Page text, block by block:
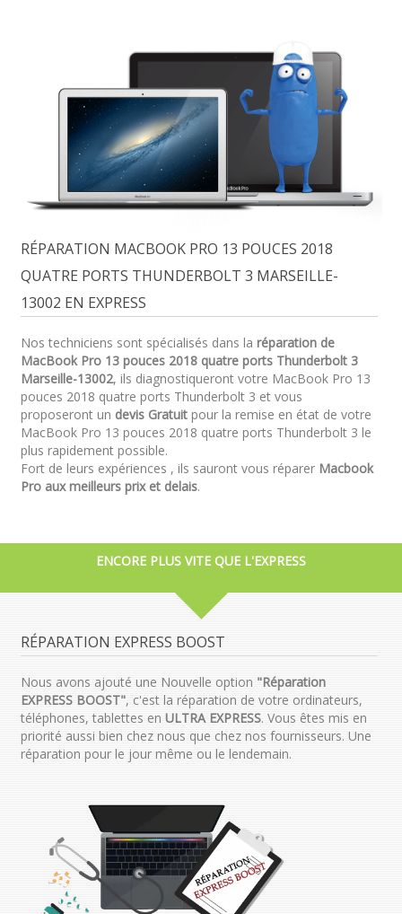
RÉPARATION MACBOOK PRO 13 POUCES 2018
QUATRE PORTS THUNDERBOLT 3 MARSEILLE-
13002 EN EXPRESS
Nos techniciens sont spécialisés dans la réparation de
MacBook Pro 13 pouces 2018 quatre ports Thunderbolt 3
Marseille-13002, ils diagnostiqueront votre MacBook Pro 13
pouces 2018 quatre ports Thunderbolt 3 et vous
proposeront un devis Gratuitpour la remise en état de votre
MacBook Pro 13 pouces 2018 quatre ports Thunderbolt 3 le
plus rapidement possible.
Fort de leurs expériences , ils sauront vous réparer Macbook
Pro aux meilleurs prix et delais.
ENCORE PLUS VITE QUE L'EXPRESS
RÉPARATION EXPRESS BOOST
Nous avons ajouté une Nouvelle option "Réparation
EXPRESS BOOST", c'est la réparation de votre ordinateurs,
téléphones, tablettes en ULTRA EXPRESS. Vous êtes mis en
priorité aussi bien chez nous que chez nos fournisseurs. Une
réparation pour le jour même ou le lendemain.